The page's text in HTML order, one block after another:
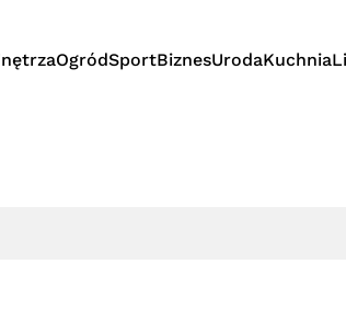
OgródSportBiznesUrodaKuchnia